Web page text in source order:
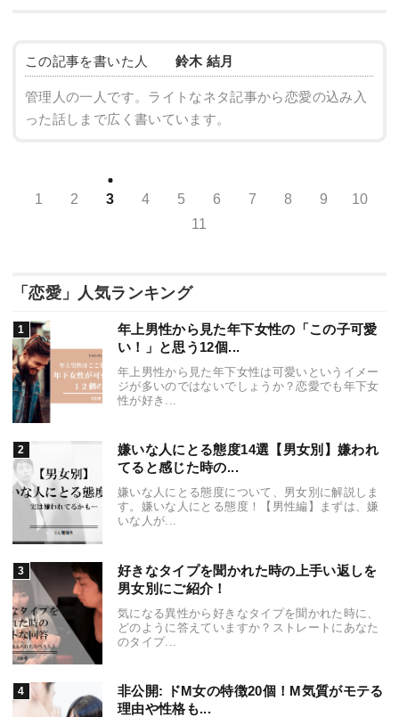
この記事を書いた人 鈴木 結月
管理人の一人です。ライトなネタ記事から恋愛の込み入
った話しまで広く書いています。
1 2 3 4 5 6 7 8 9
10
11
「恋愛」人気ランキング
年上男性から見た年下女性の「この子可愛
い！」と思う12個...
年上男性から見た年下女性は可愛いというイメー
ジが多いのではないでしょうか？恋愛でも年下女
性が好き...
嫌いな人にとる態度14選【男女別】嫌われ
てると感じた時の...
嫌いな人にとる態度について、男女別に解説しま
す。嫌いな人にとる態度！【男性編】まずは、嫌
いな人が...
好きなタイプを聞かれた時の上手い返しを
男女別にご紹介！
気になる異性から好きなタイプを聞かれた時に、
どのように答えていますか？ストレートにあなた
のタイプ...
非公開: ドM女の特徴20個！M気質がモテる
理由や性格も...